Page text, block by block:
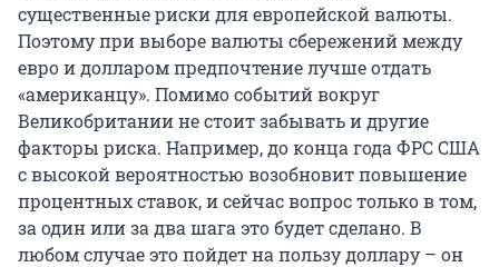
существенные риски для европейской валюты.
Поэтому при выборе валюты сбережений между
евро и долларом предпочтение лучше отдать
«американцу». Помимо событий вокруг
Великобритании не стоит забывать и другие
факторы риска. Например, до конца года ФРС США
с высокой вероятностью возобновит повышение
процентных ставок, и сейчас вопрос только в том,
за один или за два шага это будет сделано. В
любом случае это пойдет на пользу доллару – он